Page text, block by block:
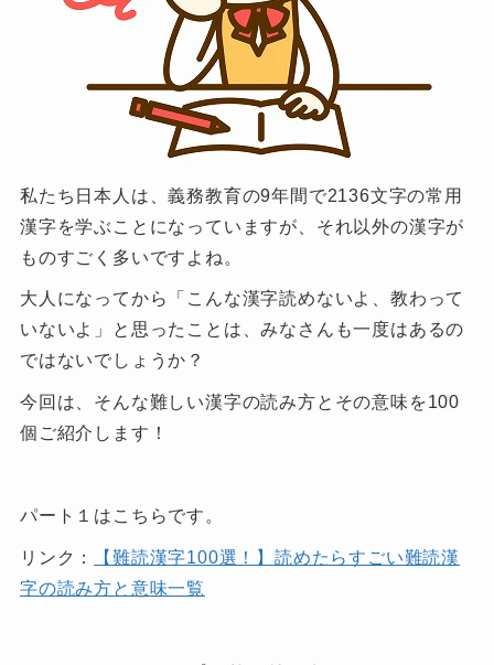
私たち日本人は、義務教育の9年間で2136文字の常用
漢字を学ぶことになっていますが、それ以外の漢字が
ものすごく多いですよね。
大人になってから「こんな漢字読めないよ、教わって
いないよ」と思ったことは、みなさんも一度はあるの
ではないでしょうか？
今回は、そんな難しい漢字の読み方とその意味を100
個ご紹介します！
パート１はこちらです。
リンク：
【難読漢字100選！】読めたらすごい難読漢
字の読み方と意味一覧